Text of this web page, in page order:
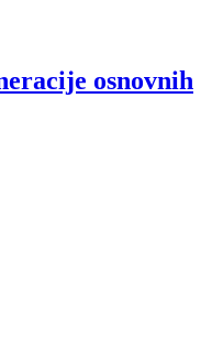
osnovnih